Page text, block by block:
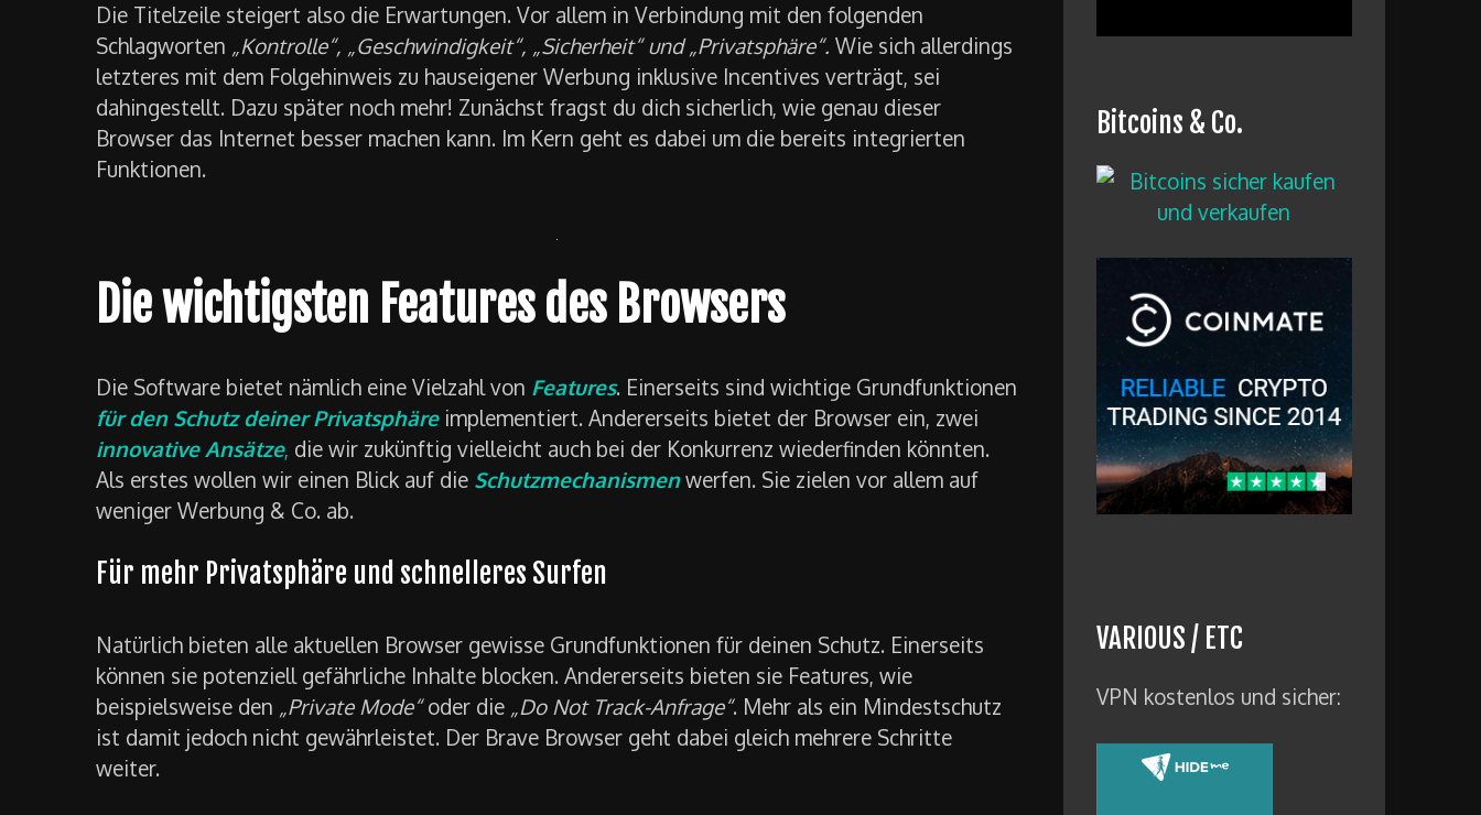
Die Titelzeile steigert also die Erwartungen. Vor allem in Verbindung mit den folgenden
Schlagworten „Kontrolle“, „Geschwindigkeit“, „Sicherheit“ und „Privatsphäre“. Wie sich allerdings
letzteres mit dem Folgehinweis zu hauseigener Werbung inklusive Incentives verträgt, sei
dahingestellt. Dazu später noch mehr! Zunächst fragst du dich sicherlich, wie genau dieser
Browser das Internet besser machen kann. Im Kern geht es dabei um die bereits integrierten
Funktionen.
Die wichtigsten Features des Browsers
Die Software bietet nämlich eine Vielzahl von Features. Einerseits sind wichtige Grundfunktionen
für den Schutz deiner Privatsphäre implementiert. Andererseits bietet der Browser ein, zwei
innovative Ansätze, die wir zukünftig vielleicht auch bei der Konkurrenz wiederfinden könnten.
Als erstes wollen wir einen Blick auf die Schutzmechanismenwerfen. Sie zielen vor allem auf
weniger Werbung & Co. ab.
Für mehr Privatsphäre und schnelleres Surfen
Natürlich bieten alle aktuellen Browser gewisse Grundfunktionen für deinen Schutz. Einerseits
können sie potenziell gefährliche Inhalte blocken. Andererseits bieten sie Features, wie
beispielsweise den
„Private Mode“oder die „Do Not Track-Anfrage“. Mehr als ein Mindestschutz
ist damit jedoch nicht gewährleistet. Der Brave Browser geht dabei gleich mehrere Schritte
weiter.
Bitcoins & Co.
VARIOUS / ETC
VPN kostenlos und sicher: